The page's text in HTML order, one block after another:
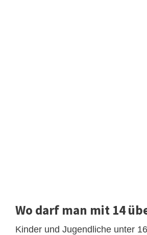
Wo darf man mit 14
Kinder und Jugendliche unter